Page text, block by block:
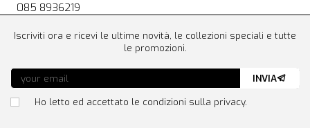
085 8936219
Iscriviti ora e ricevi le ultime novità, le collezioni speciali e tutte
le promozioni.
Ho letto ed accettato le condizioni sulla privacy.
INVIA